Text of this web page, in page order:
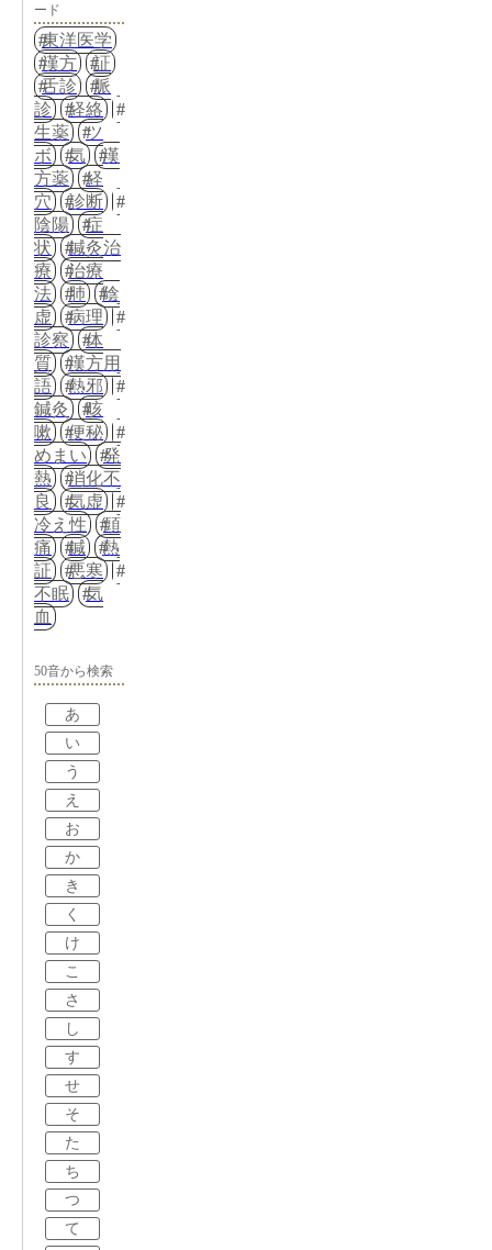
ード
東洋医学
漢方
証
舌診
脈
診
経絡
生薬
ツ
ボ
気
漢
方薬
経
穴
診断
陰陽
症
状
鍼灸治
療
治療
法
肺
陰
虚
病理
診察
体
質
漢方用
語
熱邪
鍼灸
咳
嗽
便秘
めまい
発
熱
消化不
良
気虚
冷え性
頭
痛
鍼
熱
証
悪寒
不眠
気
血
50音から検索
あ
い
う
え
お
か
き
く
け
こ
さ
し
す
せ
そ
た
ち
つ
て